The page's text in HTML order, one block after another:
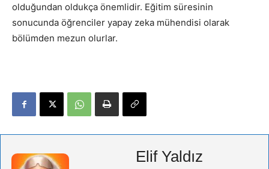
olduğundan oldukça önemlidir. Eğitim süresinin
sonucunda öğrenciler yapay zeka mühendisi olarak
bölümden mezun olurlar.
Elif Yaldız